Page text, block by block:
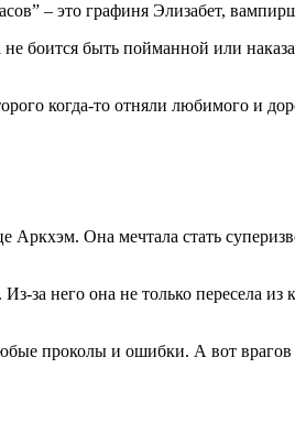
– это графиня Элизабет,
боится быть пойманной или
когда-то отняли любимого и
Аркхэм. Она мечтала стать
него она не только пересела из
проколы и ошибки. А вот